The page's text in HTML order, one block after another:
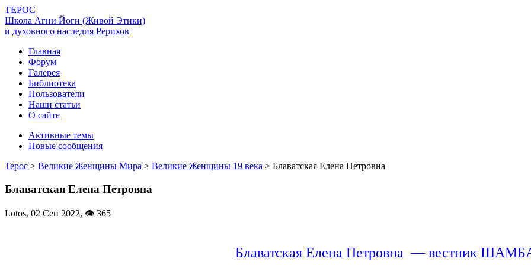
ТЕРОС
Школа Агни Йоги (Живой Этики)
и духовного наследия Рерихов
Главная
Форум
Галерея
Библиотека
Пользователи
Наши статьи
О сайте
Активные темы
Новые сообщения
Терос > Великие Женщины Мира > Великие Женщины 19 века > Блаватская Елена Петровна
Блаватская Елена Петровна
Lotos, 02 Сен 2022, 👁 365
Блаватская Елена Петровна — вестник